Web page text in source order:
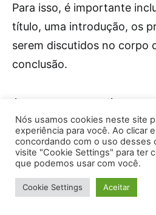
Para isso, é importante
título, uma introdução, os
serem discutidos no corpo
conclusão.
Ao escrever um artigo para
recomendado dividir o
orientem o leitor sobre o
seção. Isso é
pode estar interessado
tópico em particular, e não
Nós usamos cookies neste site
experiência para você. Ao clicar
concordando com o uso desses
visite "Cookie Settings" para ter
que podemos usar com você.
Cookie Settings Aceitar